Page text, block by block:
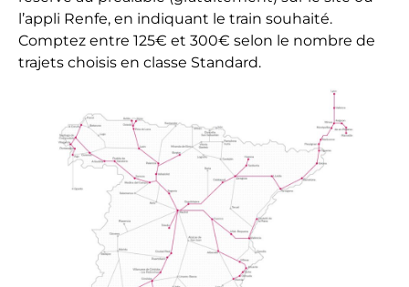
l’appli Renfe, en indiquant le train souhaité.
Comptez entre 125€ et 300€ selon le nombre de
trajets choisis en classe Standard.